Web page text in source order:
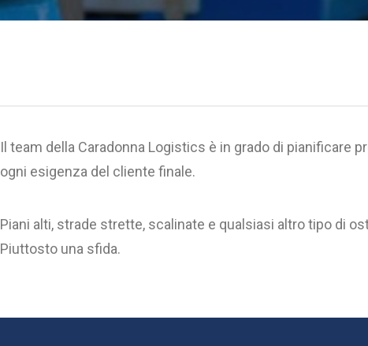
Il team della Caradonna Logistics è in grado di pianificare
ogni esigenza del cliente finale.
Piani alti, strade strette, scalinate e qualsiasi altro tipo di
Piuttosto una sfida.